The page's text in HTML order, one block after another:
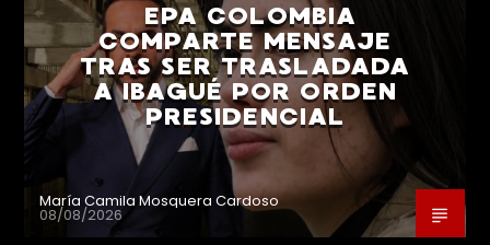
EPA COLOMBIA
COMPARTE MENSAJE
TRAS SER TRASLADADA
A IBAGUÉ POR ORDEN
PRESIDENCIAL
María Camila Mosquera Cardoso
08/08/2026